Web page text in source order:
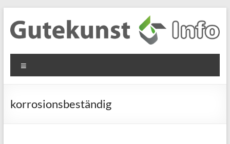
Inhalt
springen
Gutekunst
Formfedern
GmbH
Informationen
Flachmaterial
korrosionsbeständig